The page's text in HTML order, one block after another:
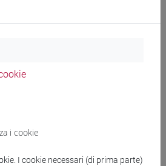
percorsi
CULTURE E SOCIETÀ DELL'ASIA
i cookie
I cookie necessari (di prima parte)